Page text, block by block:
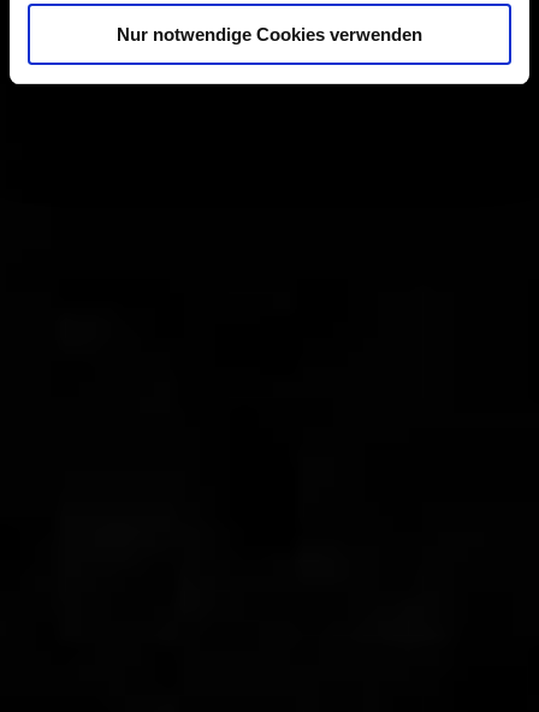
Nur notwendige Cookies verwenden